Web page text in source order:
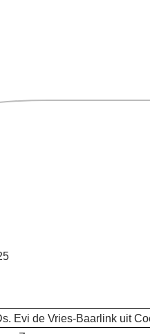
Evi de Vries-Baarlink uit